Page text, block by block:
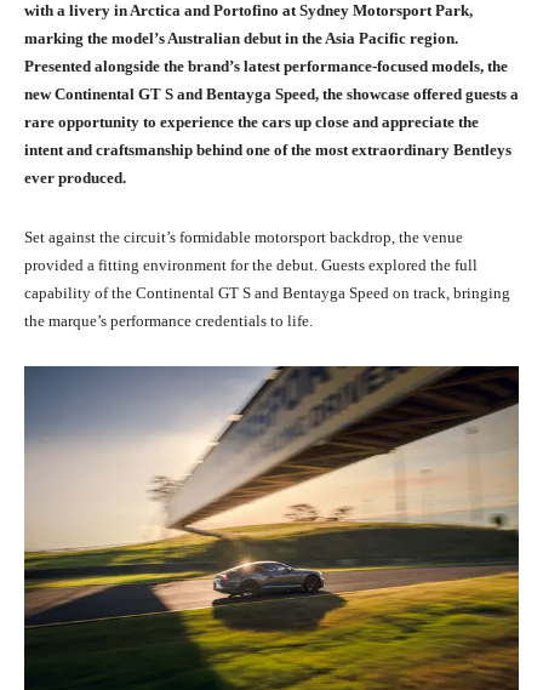
with a livery in Arctica and Portofino at Sydney Motorsport Park,
marking the model’s Australian debut in the Asia Pacific region.
Presented alongside the brand’s latest performance-focused models, the
new Continental GT S and Bentayga Speed, the showcase offered guests a
rare opportunity to experience the cars up close and appreciate the
intent and craftsmanship behind one of the most extraordinary Bentleys
ever produced.
Set against the circuit’s formidable motorsport backdrop, the venue
provided a fitting environment for the debut. Guests explored the full
capability of the Continental GT S and Bentayga Speed on track, bringing
the marque’s performance credentials to life.